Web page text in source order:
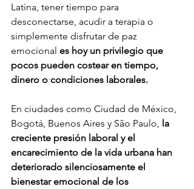
Latina, tener tiempo para
desconectarse, acudir a terapia o
simplemente disfrutar de paz
emocional es hoy un privilegio que
pocos pueden costear en tiempo,
dinero o condiciones laborales.
En ciudades como Ciudad de México,
Bogotá, Buenos Aires y São Paulo, la
creciente presión laboral y el
encarecimiento de la vida urbana han
deteriorado silenciosamente el
bienestar emocional de los